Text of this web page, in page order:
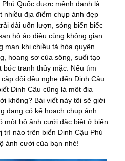
Quốc được mệnh danh là
nhiều địa điểm chụp ảnh đẹp
dài uốn lượn, sóng biển biếc
hô ảo diệu cùng không gian
mạn khi chiều tà hòa quyện
hoang sơ của sông, suối tạo
bức tranh thủy mặc. Nếu tìm
đôi đều nghe đến Dinh Cậu
Dinh Cậu cũng là một địa
không? Bài viết này tôi sẽ giới
đang có kế hoạch chụp ảnh
một bộ ảnh cưới đặc biệt ở biển
trí nào trên biển Dinh Cậu Phú
ảnh cưới của bạn nhé!